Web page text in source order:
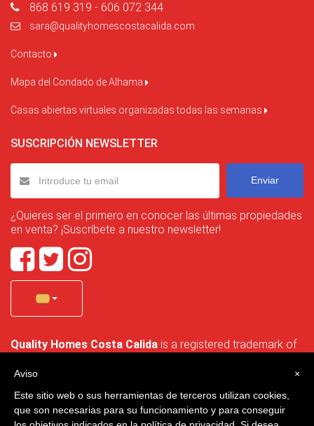
868 619 319 - 606 072 344
sara@qualityhomescostacalida.com
Contacto
Mapa del Condado de Alhama
Casas abiertas virtuales organizadas todas las semanas
SUSCRIPCIÓN NEWSLETTER
Enviar
¿Quieres ser el primero en conocer las últimas propiedades
en venta? ¡Suscríbete a nuestro newsletter!
Quality Homes Costa Calida is a registered trademark of
no. B-30750053 and address: Bella Luz 07-05, 30389 La
×
Aviso
Este sitio web o sus herramientas de terceros utilizan cookies,
que son necesarias para su funcionamiento y para conseguir